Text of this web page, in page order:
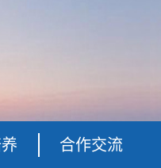
合作交流